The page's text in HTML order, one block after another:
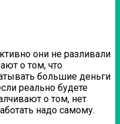
они не разливали
о том, что
большие деньги
реально будете
о том, нет
надо самому.